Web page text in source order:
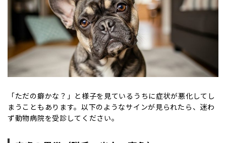
「ただの癖かな？」と様子を見ているうちに症状が悪化してし
まうこともあります。以下のようなサインが見られたら、迷わ
ず動物病院を受診してください。